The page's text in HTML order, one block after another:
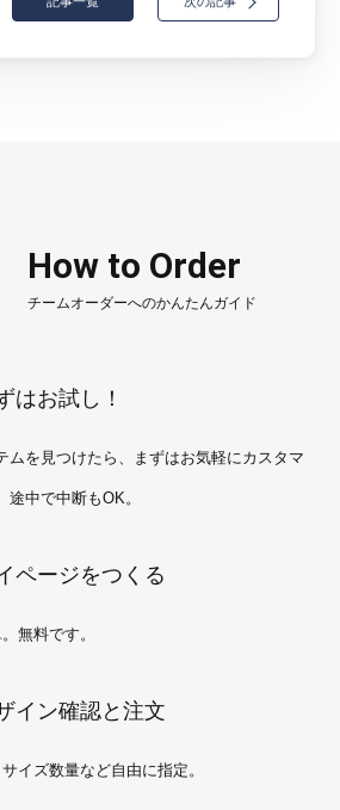
How to Order
チームオーダーへのかんたんガイド
はお試し！
ムを見つけたら、
まずはお気軽にカスタマ
途中で中断もOK。
ページをつくる
無料です。
イン確認と注文
イズ数量など自由に指定。